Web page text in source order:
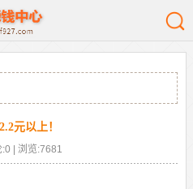
元以上！
| 浏览:7681